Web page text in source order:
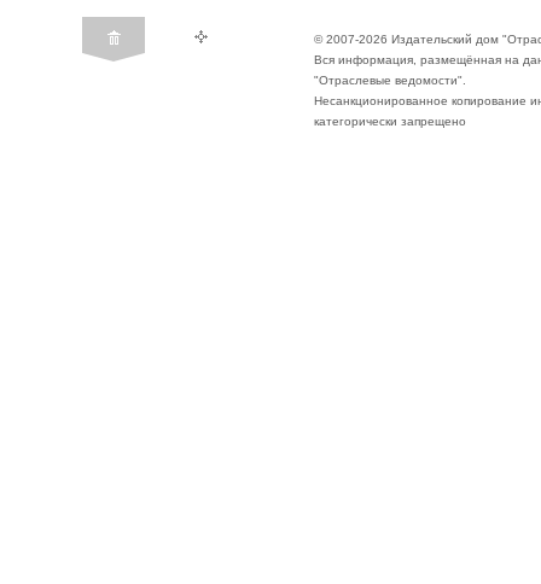
© 2007-2026 Издательский дом
Вся информация, размещённая на
"Отраслевые ведомости".
Несанкционированное копирование
категорически запрещено